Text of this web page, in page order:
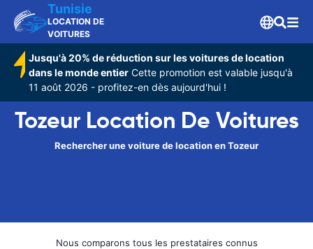
Tunisie
LOCATION DE
VOITURES
Jusqu'à 20% de réduction sur les voitures de location
dans le monde entier Cette promotion est valable jusqu'à
11 août 2026 - profitez-en dès aujourd'hui !
Tozeur Location De Voitures
Rechercher une voiture de location en Tozeur
Nous comparons tous les prestataires connus